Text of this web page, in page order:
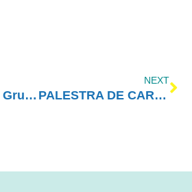
Homenagem ao Grupo AE do Distrito de Palmeiral
NEXT
PALESTRA DE CARLOS CÉSAR ARCOLINO – CONGRESSO AMOR-EXIGENTE 2019